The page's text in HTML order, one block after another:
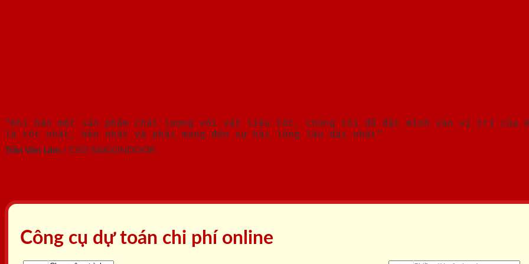
"Khi bán một sản phẩm chất lượng với vật liệu tốt, chúng tôi đã đặt mình vào vị trí của
là tốt nhất, bền nhất và phải mang đến sự hài lòng lâu dài nhất"
Trần Văn Lãm / CEO SAIGONDOOR
Công cụ dự toán chi phí online